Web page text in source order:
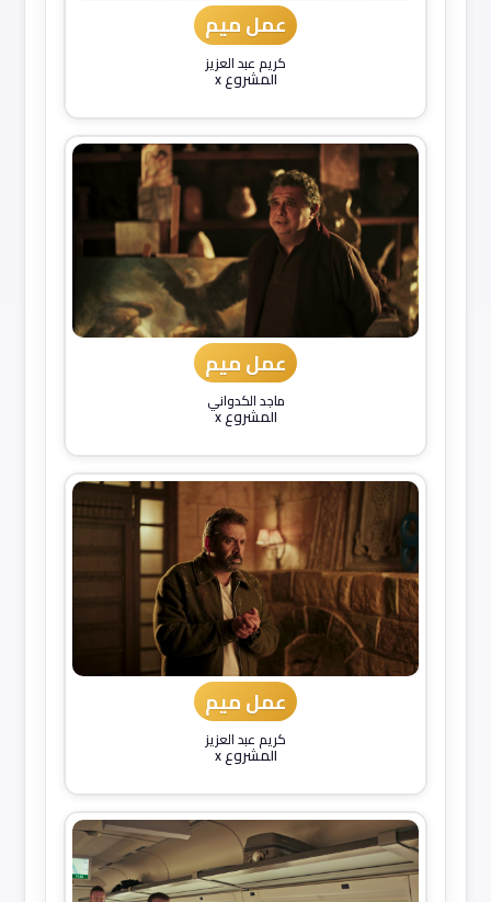
عمل ميم
كريم عبد العزيز
المشروع x
عمل ميم
ماجد الكدواني
المشروع x
عمل ميم
كريم عبد العزيز
المشروع x